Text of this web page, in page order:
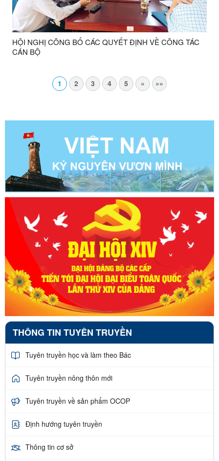
HỘI NGHỊ CÔNG BỐ CÁC QUYẾT ĐỊNH VỀ CÔNG TÁC
CÁN BỘ
1 2 3 4 5 » »»
THÔNG TIN TUYÊN TRUYỀN
Tuyên truyền học và làm theo Bác
Tuyên truyền nông thôn mới
Tuyên truyền về sản phẩm OCOP
Định hướng tuyên truyền
Thông tin cơ sở